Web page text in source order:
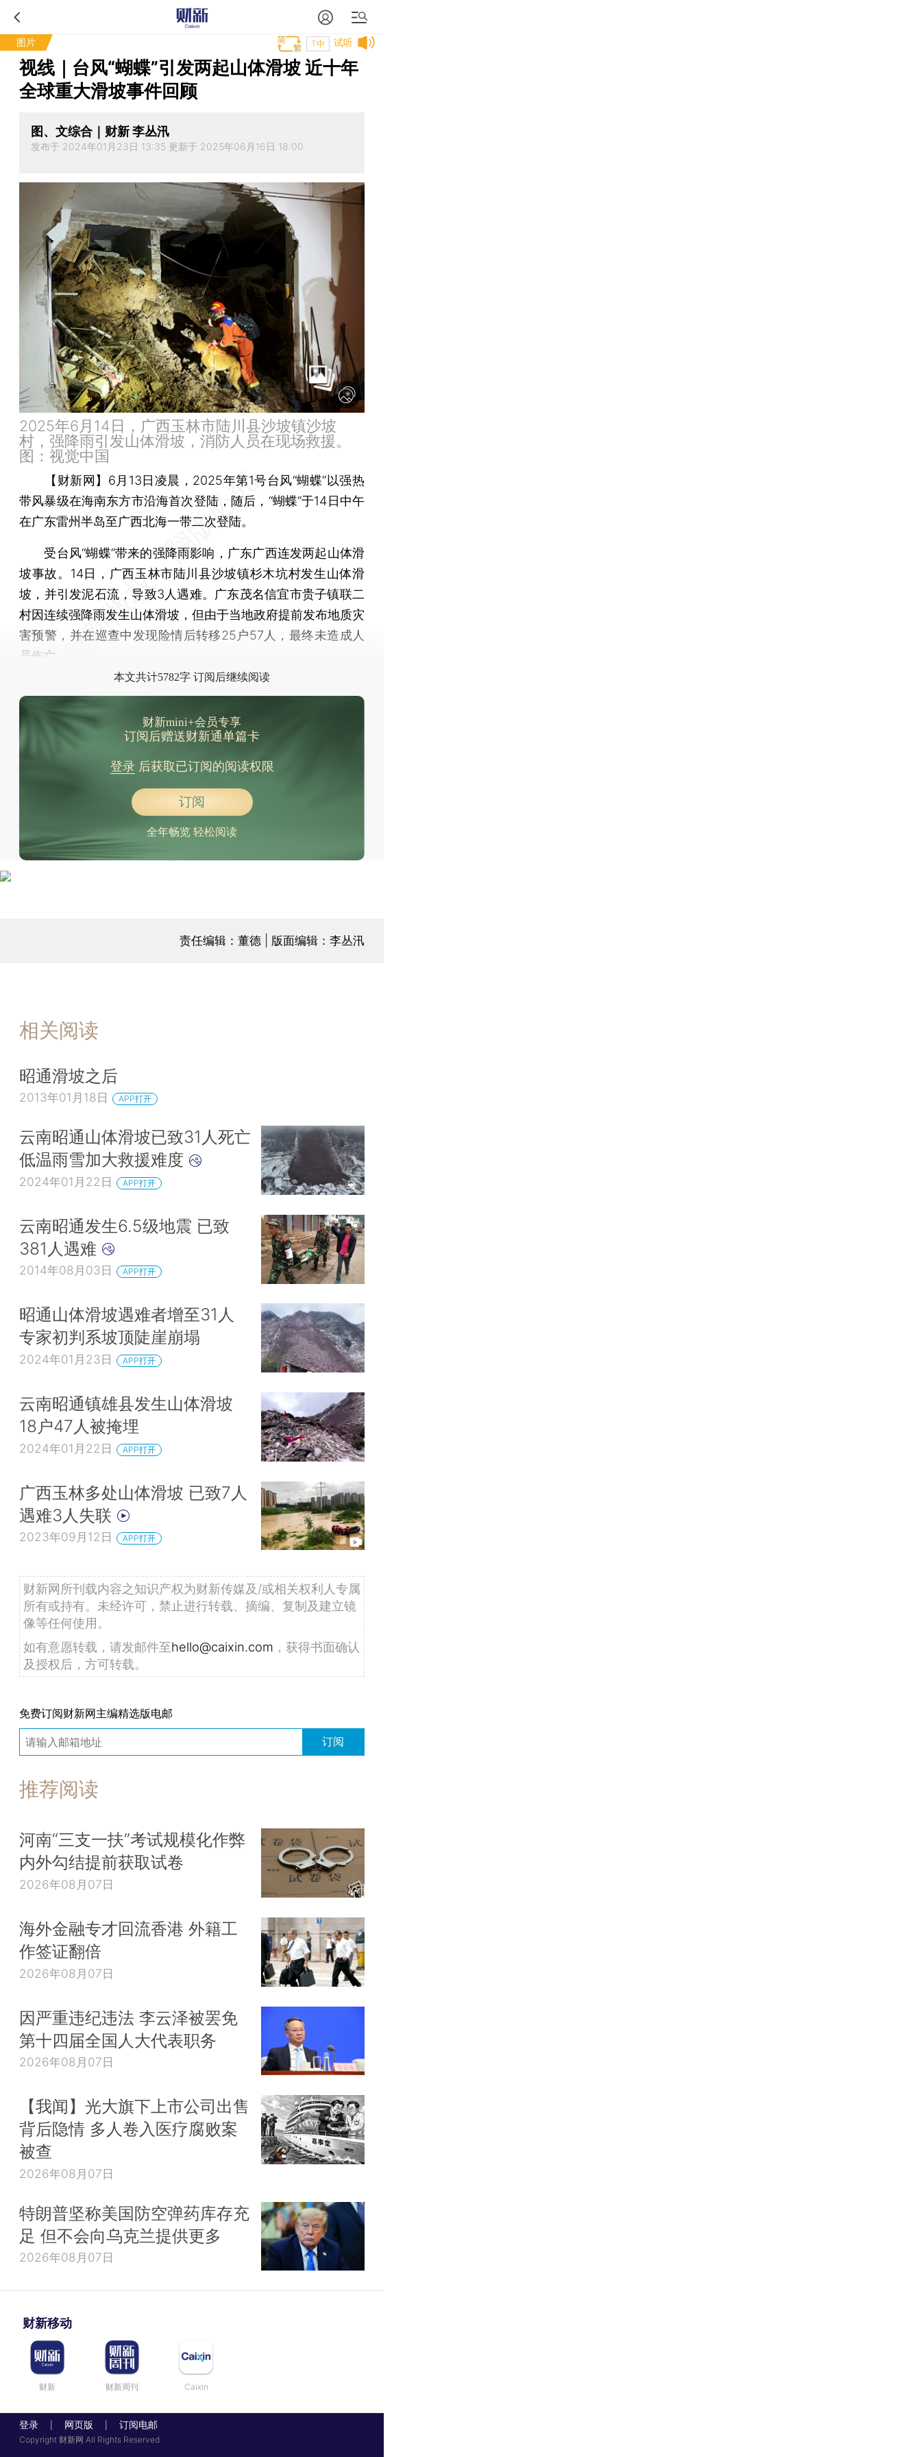
图片 试听
T中
视线｜台风“蝴蝶”引发两起山体滑坡 近十年
全球重大滑坡事件回顾
图、文综合｜财新 李丛汛
发布于 2024年01月23日 13:35 更新于 2025年06月16日 18:00
2025年6月14日，广西玉林市陆川县沙坡镇沙坡
村，强降雨引发山体滑坡，消防人员在现场救援。
图：视觉中国
【财新网】 6月13日凌晨，2025年第1号台风“蝴蝶”以强热
带风暴级在海南东方市沿海首次登陆，随后，“蝴蝶”于14日中午
在广东雷州半岛至广西北海一带二次登陆。
受台风“蝴蝶”带来的强降雨影响，广东广西连发两起山体滑
坡事故。14日，广西玉林市陆川县沙坡镇杉木坑村发生山体滑
坡，并引发泥石流，导致3人遇难。广东茂名信宜市贵子镇联二
村因连续强降雨发生山体滑坡，但由于当地政府提前发布地质灾
害预警，并在巡查中发现险情后转移25户57人，最终未造成人
员伤亡。
本文共计5782字 订阅后继续阅读
财新mini+会员专享
订阅后赠送财新通单篇卡
登录后获取已订阅的阅读权限
订阅
全年畅览 轻松阅读
责任编辑：董德 | 版面编辑：李丛汛
相关阅读
昭通滑坡之后
2013年01月18日 APP打开
云南昭通山体滑坡已致31人死亡
低温雨雪加大救援难度
2024年01月22日 APP打开
云南昭通发生6.5级地震 已致
381人遇难
2014年08月03日 APP打开
昭通山体滑坡遇难者增至31人
专家初判系坡顶陡崖崩塌
2024年01月23日 APP打开
云南昭通镇雄县发生山体滑坡
18户47人被掩埋
2024年01月22日 APP打开
广西玉林多处山体滑坡 已致7人
遇难3人失联
2023年09月12日 APP打开
财新网所刊载内容之知识产权为财新传媒及/或相关权利人专属
所有或持有。未经许可，禁止进行转载、摘编、复制及建立镜
像等任何使用。
如有意愿转载，请发邮件至hello@caixin.com ，获得书面确认
及授权后，方可转载。
免费订阅财新网主编精选版电邮
订阅
推荐阅读
河南“三支一扶”考试规模化作弊
内外勾结提前获取试卷
2026年08月07日
海外金融专才回流香港 外籍工
作签证翻倍
2026年08月07日
因严重违纪违法 李云泽被罢免
第十四届全国人大代表职务
2026年08月07日
【我闻】光大旗下上市公司出售
背后隐情 多人卷入医疗腐败案
被查
2026年08月07日
特朗普坚称美国防空弹药库存充
足 但不会向乌克兰提供更多
2026年08月07日
财新移动
财新 财新周刊 Caixin
登录 网页版 订阅电邮
Copyright 财新网 All Rights Reserved